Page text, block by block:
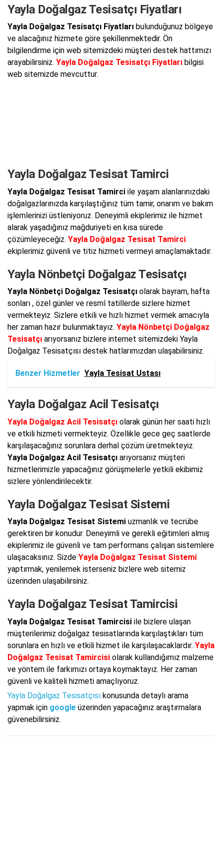
Yayla Doğalgaz Tesisatçı Fiyatları
Yayla Doğalgaz Tesisatçı Fiyatları bulunduğunuz bölgeye
ve alacağınız hizmete göre şekillenmektedir. Ön
bilgilendirme için web sitemizdeki müşteri destek hattımızı
arayabilirsiniz. Yayla Doğalgaz Tesisatçı Fiyatları bilgisi
web sitemizde mevcuttur.
Yayla Doğalgaz Tesisat Tamirci
Yayla Doğalgaz Tesisat Tamirci ile yaşam alanlarınızdaki
doğalgazlarınızda karşılaştığınız tüm tamir, onarım ve bakım
işlemlerinizi üstleniyoruz. Deneyimli ekiplerimiz ile hizmet
alarak yaşadığınız mağduriyeti en kısa sürede
çözümleyeceğiz. Yayla Doğalgaz Tesisat Tamirci
ekiplerimiz güvenli ve titiz hizmeti vermeyi amaçlamaktadır.
Yayla Nönbetçi Doğalgaz Tesisatçı
Yayla Nönbetçi Doğalgaz Tesisatçı olarak bayram, hafta
sonları , özel günler ve resmî tatillerde sizlere hizmet
vermekteyiz. Sizlere etkili ve hızlı hizmet vermek amacıyla
her zaman hazır bulunmaktayız. Yayla Nönbetçi Doğalgaz
Tesisatçı arıyorsanız bizlere internet sitemizdeki Yayla
Doğalgaz Tesisatçısı destek hatlarımızdan ulaşabilirsiniz.
Benzer Hizmetler Yayla Tesisat Ustası
Yayla Doğalgaz Acil Tesisatçı
Yayla Doğalgaz Acil Tesisatçı olarak günün her saati hızlı
ve etkili hizmeti vermekteyiz. Özellikle gece geç saatlerde
karşılaşacağınız sorunlara derhal çözüm üretmekteyiz.
Yayla Doğalgaz Acil Tesisatçı arıyorsanız müşteri
hizmetlerimizle yapacağınız görüşmelerle yetkili ekibimiz
sizlere yönlendirilecektir.
Yayla Doğalgaz Tesisat Sistemi
Yayla Doğalgaz Tesisat Sistemi uzmanlık ve tecrübe
gerektiren bir konudur. Deneyimli ve gerekli eğitimleri almış
ekiplerimiz ile güvenli ve tam performans çalışan sistemlere
ulaşacaksınız. Sizde Yayla Doğalgaz Tesisat Sistemi
yaptırmak, yenilemek isterseniz bizlere web sitemiz
üzerinden ulaşabilirsiniz.
Yayla Doğalgaz Tesisat Tamircisi
Yayla Doğalgaz Tesisat Tamircisi ile bizlere ulaşan
müşterilerimiz doğalgaz tesisatlarında karşılaştıkları tüm
sorunlara en hızlı ve etkili hizmet ile karşılaşacaklardır. Yayla
Doğalgaz Tesisat Tamircisi olarak kullandığımız malzeme
ve yöntem ile farkımızı ortaya koymaktayız. Her zaman
güvenli ve kaliteli hizmeti amaçlıyoruz.
Yayla Doğalgaz Tesisatçısı konusunda detaylı arama
yapmak için google üzerinden yapacağınız araştırmalara
güvenebilirsiniz.